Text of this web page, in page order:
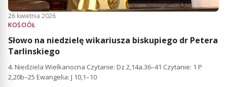
26 kwietnia 2026
KOŚCIÓŁ
Słowo na niedzielę wikariusza biskupiego dr Petera
Tarlinskiego
4. Niedziela Wielkanocna Czytanie: Dz 2,14a.36–41 Czytanie: 1 P
2,20b–25 Ewangelia: J 10,1–10